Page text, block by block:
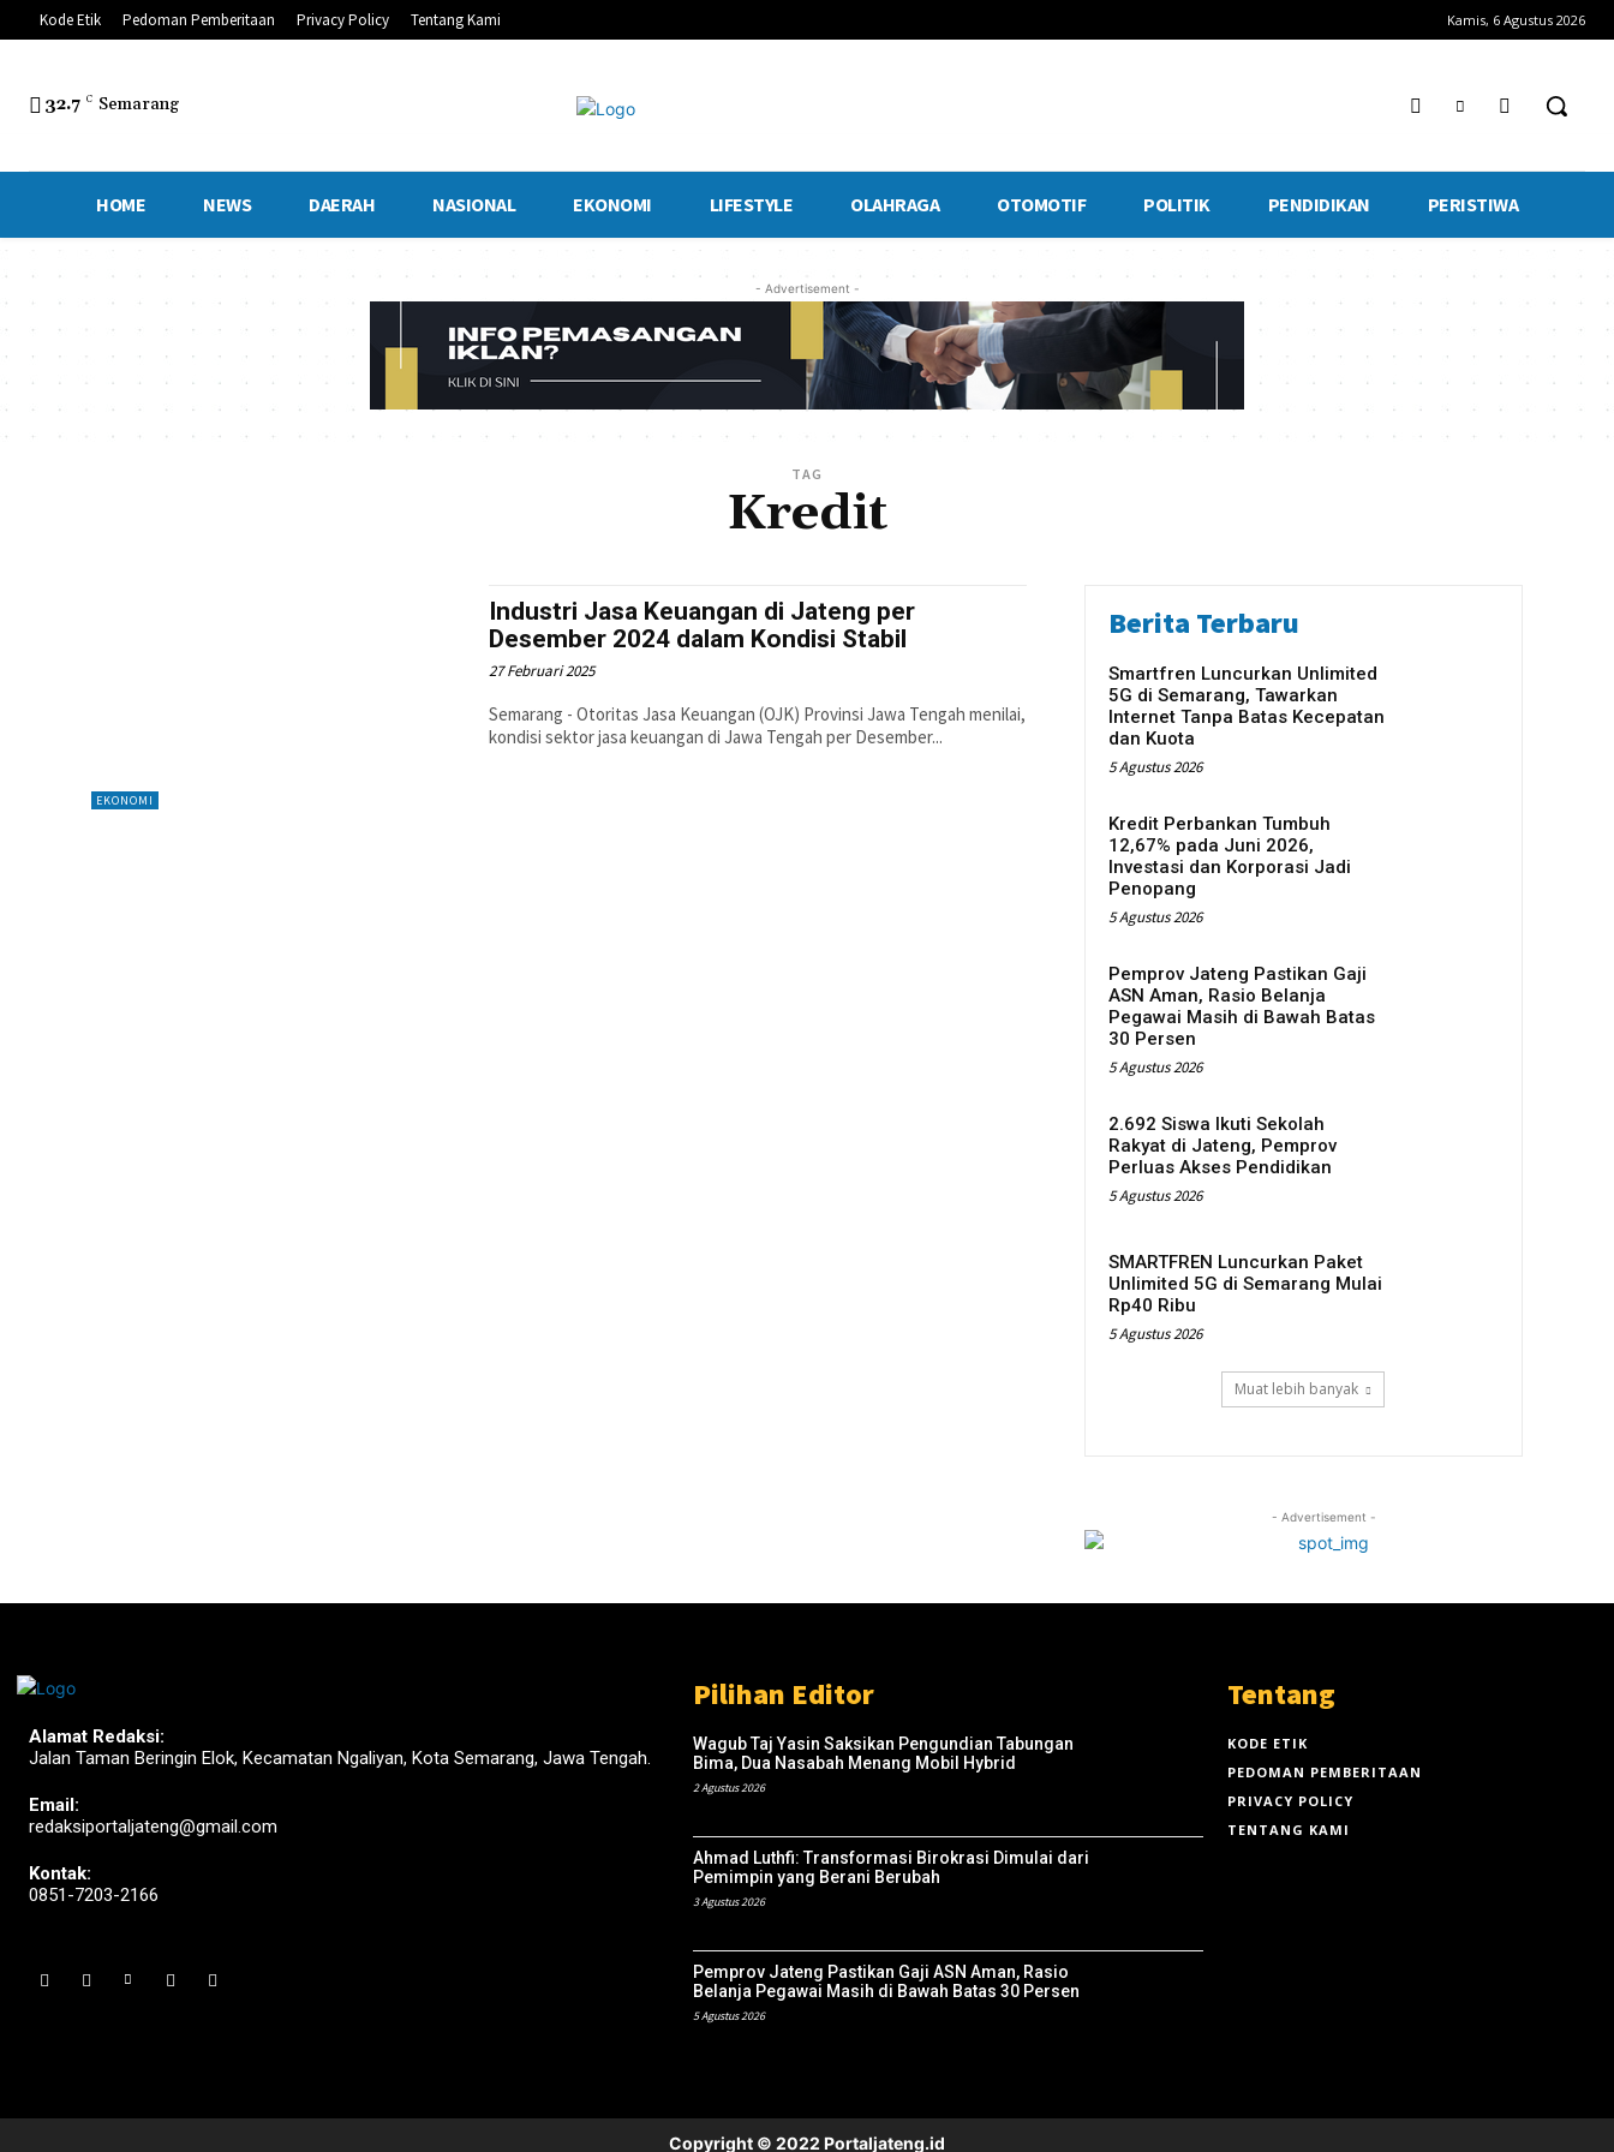
Kode Etik Pedoman Pemberitaan Privacy Policy Tentang Kami Kamis, 6 Agustus 2026
32.7 C Semarang
HOME NEWS DAERAH NASIONAL EKONOMI LIFESTYLE OLAHRAGA OTOMOTIF POLITIK PENDIDIKAN PERISTIWA
- Advertisement -
TAG
Kredit
EKONOMI
Industri Jasa Keuangan di Jateng per
Desember 2024 dalam Kondisi Stabil
27 Februari 2025
Semarang - Otoritas Jasa Keuangan (OJK) Provinsi Jawa Tengah menilai,
kondisi sektor jasa keuangan di Jawa Tengah per Desember...
Berita Terbaru
Smartfren Luncurkan Unlimited
5G di Semarang, Tawarkan
Internet Tanpa Batas Kecepatan
dan Kuota
5 Agustus 2026
Kredit Perbankan Tumbuh
12,67% pada Juni 2026,
Investasi dan Korporasi Jadi
Penopang
5 Agustus 2026
Pemprov Jateng Pastikan Gaji
ASN Aman, Rasio Belanja
Pegawai Masih di Bawah Batas
30 Persen
5 Agustus 2026
2.692 Siswa Ikuti Sekolah
Rakyat di Jateng, Pemprov
Perluas Akses Pendidikan
5 Agustus 2026
SMARTFREN Luncurkan Paket
Unlimited 5G di Semarang Mulai
Rp40 Ribu
5 Agustus 2026
Muat lebih banyak
- Advertisement -
Alamat Redaksi:
Jalan Taman Beringin Elok, Kecamatan Ngaliyan, Kota Semarang, Jawa Tengah.
Email:
redaksiportaljateng@gmail.com
Kontak:
0851-7203-2166
Pilihan Editor
Wagub Taj Yasin Saksikan Pengundian Tabungan
Bima, Dua Nasabah Menang Mobil Hybrid
2 Agustus 2026
Ahmad Luthfi: Transformasi Birokrasi Dimulai dari
Pemimpin yang Berani Berubah
3 Agustus 2026
Pemprov Jateng Pastikan Gaji ASN Aman, Rasio
Belanja Pegawai Masih di Bawah Batas 30 Persen
5 Agustus 2026
Tentang
KODE ETIK
PEDOMAN PEMBERITAAN
PRIVACY POLICY
TENTANG KAMI
Copyright © 2022 Portaljateng.id